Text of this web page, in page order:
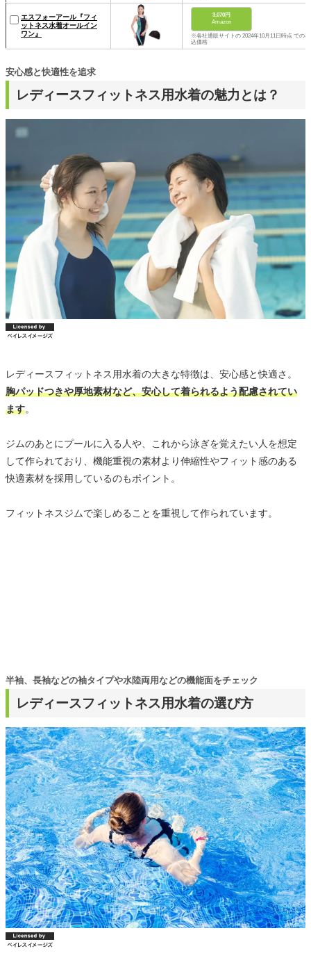
エスフォーアール『フィ
ットネス水着オールイン
ワン』
3,070円
Amazon
※各社通販サイトの 2024年10月11日時点 での税
込価格
レディースフィットネス用水着の魅力とは？
安心感と快適性を追求
レディースフィットネス用水着の大きな特徴は、安心感と快適さ。
胸パッドつきや厚地素材など、安心して着られるよう配慮されてい
ます。
ジムのあとにプールに入る人や、これから泳ぎを覚えたい人を想定
して作られており、機能重視の素材より伸縮性やフィット感のある
快適素材を採用しているのもポイント。
フィットネスジムで楽しめることを重視して作られています。
レディースフィットネス用水着の選び方
半袖、長袖などの袖タイプや水陸両用などの機能面をチェック